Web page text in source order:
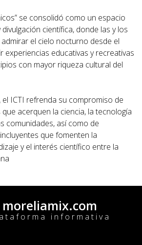
se consolidó como un espacio
científica, donde las y los
el cielo nocturno desde el
experiencias educativas y recreativas
con mayor riqueza cultural del
ICTI refrenda su compromiso de
acerquen la ciencia, la tecnología
comunidades, así como de
que fomenten la
y el interés científico entre la
moreliamix.com
informativa